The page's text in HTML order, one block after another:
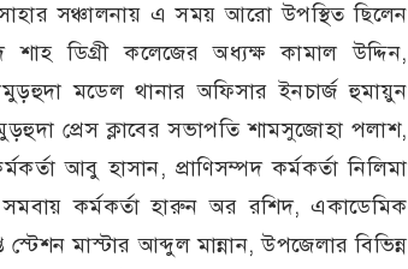
সঞ্চালনায় এ সময় আরো উপস্থিত ছিলেন
ডিগ্রী কলেজের অধ্যক্ষ কামাল উদ্দিন,
মডেল থানার অফিসার ইনচার্জ হুমায়ুন
প্রেস ক্লাবের সভাপতি শামসুজোহা পলাশ,
আবু হাসান, প্রাণিসম্পদ কর্মকর্তা নিলিমা
কর্মকর্তা হারুন অর রশিদ, একাডেমিক
মাস্টার আব্দুল মান্নান, উপজেলার বিভিন্ন